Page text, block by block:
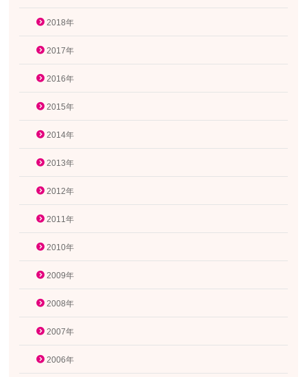
2018年
2017年
2016年
2015年
2014年
2013年
2012年
2011年
2010年
2009年
2008年
2007年
2006年